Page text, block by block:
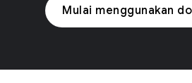
Mulai menggunakan